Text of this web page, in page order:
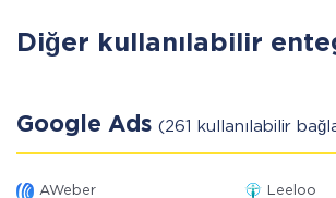
Diğer kullanılabilir
Google Ads (261 kullanılabilir
AWeber Leeloo